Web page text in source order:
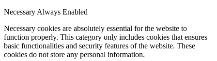
Necessary Always Enabled
Necessary cookies are absolutely essential for the website to
function properly. This category only includes cookies that ensures
basic functionalities and security features of the website. These
cookies do not store any personal information.